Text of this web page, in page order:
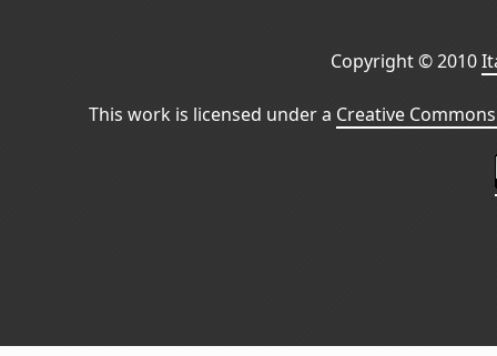
Copyright © 2010
This work is licensed under a Creative